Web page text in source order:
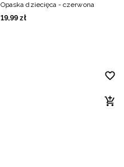
Opaska dziecięca - czerwona
19,99 zł